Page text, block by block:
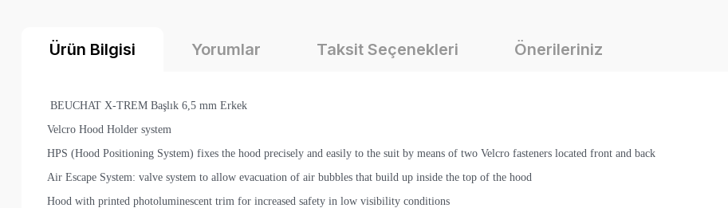
Ürün Bilgisi Yorumlar Taksit Seçenekleri Önerileriniz
BEUCHAT X-TREM Başlık 6,5 mm Erkek
Velcro Hood Holder system
HPS (Hood Positioning System) fixes the hood precisely and easily to the suit by means of two Velcro fasteners located front and back
Air Escape System: valve system to allow evacuation of air bubbles that build up inside the top of the hood
Hood with printed photoluminescent trim for increased safety in low visibility conditions